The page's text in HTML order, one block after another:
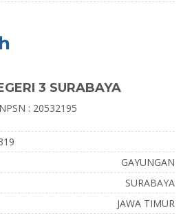
3 SURABAYA
NPSN : 20532195
GAYUNGAN
SURABAYA
JAWA TIMUR